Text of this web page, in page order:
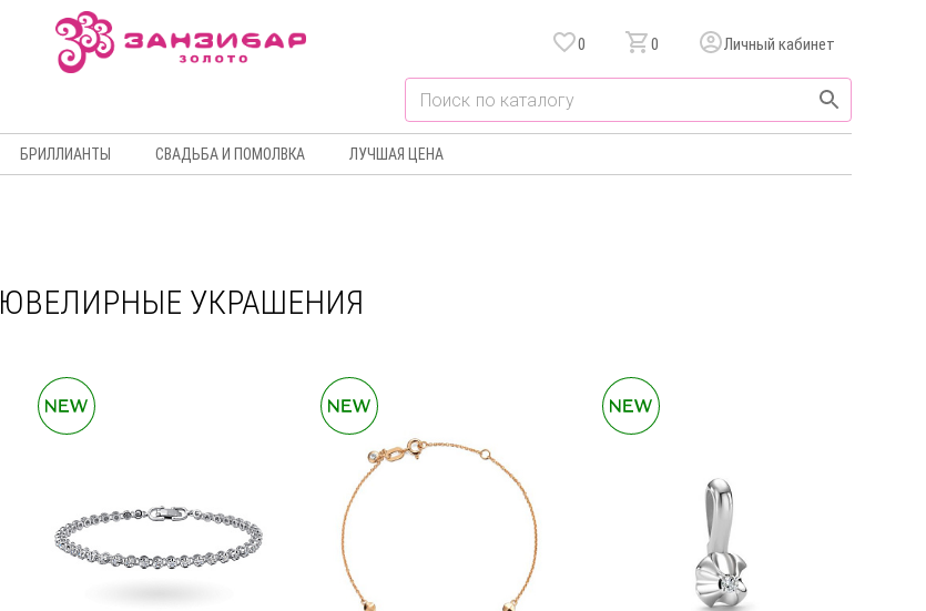
0 0 Личный кабинет
БРИЛЛИАНТЫ СВАДЬБА И ПОМОЛВКА ЛУЧШАЯ ЦЕНА
ЮВЕЛИРНЫЕ УКРАШЕНИЯ